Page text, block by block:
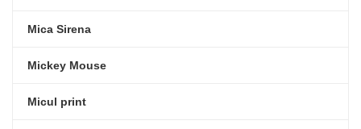
Mica Sirena
Mickey Mouse
Micul print